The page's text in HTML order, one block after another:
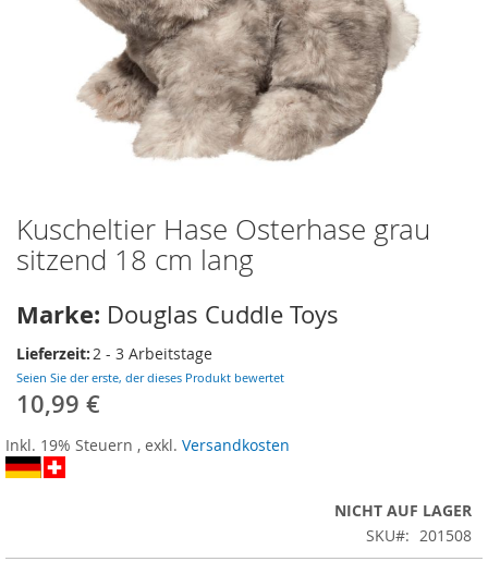
Zum
Anfang
der
springen
Kuscheltier Hase Osterhase grau
sitzend 18 cm lang
Marke: Douglas Cuddle Toys
Lieferzeit:2 - 3 Arbeitstage
Seien Sie der erste, der dieses Produkt bewertet
10,99 €
Inkl. 19% Steuern , exkl. Versandkosten
NICHT AUF LAGER
SKU
201508